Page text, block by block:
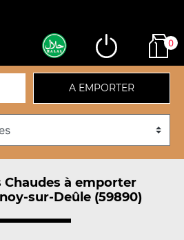
0
A EMPORTER
Chaudes à emporter
sur-Deûle (59890)